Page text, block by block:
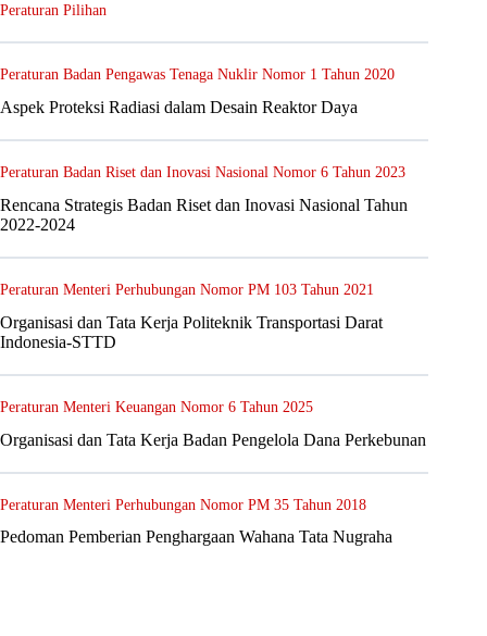
Peraturan Pilihan
Peraturan Badan Pengawas Tenaga Nuklir Nomor 1 Tahun 2020
Aspek Proteksi Radiasi dalam Desain Reaktor Daya
Peraturan Badan Riset dan Inovasi Nasional Nomor 6 Tahun 2023
Rencana Strategis Badan Riset dan Inovasi Nasional Tahun
2022-2024
Peraturan Menteri Perhubungan Nomor PM 103 Tahun 2021
Organisasi dan Tata Kerja Politeknik Transportasi Darat
Indonesia-STTD
Peraturan Menteri Keuangan Nomor 6 Tahun 2025
Organisasi dan Tata Kerja Badan Pengelola Dana Perkebunan
Peraturan Menteri Perhubungan Nomor PM 35 Tahun 2018
Pedoman Pemberian Penghargaan Wahana Tata Nugraha